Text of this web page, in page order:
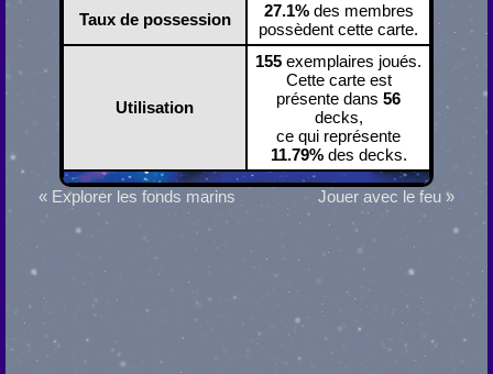
Taux de possession 27.1%des membres
possèdent cette carte.
Utilisation
155 exemplaires joués.
Cette carte est
présente dans 56
decks,
ce qui représente
11.79%des decks.
« Explorer les fonds marins Jouer avec le feu »